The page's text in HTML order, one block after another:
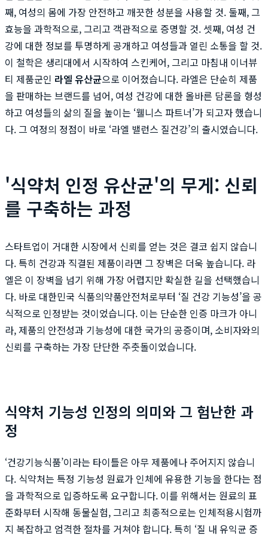
째, 여성의 몸에 가장 안전하고 깨끗한 성분을 사용할 것. 둘째, 그
효능을 과학적으로, 그리고 객관적으로 증명할 것. 셋째, 여성 건
강에 대한 정보를 투명하게 공개하고 여성들과 열린 소통을 할 것.
이 철학은 생리대에서 시작하여 스킨케어, 그리고 마침내 이너뷰
티 제품군인 라엘 유산균으로 이어졌습니다. 라엘은 단순히 제품
을 판매하는 브랜드를 넘어, 여성 건강에 대한 올바른 담론을 형성
하고 여성들의 삶의 질을 높이는 ‘웰니스 파트너’가 되고자 했습니
다. 그 여정의 정점이 바로 ‘라엘 밸런스 질건강’의 출시였습니다.
'식약처 인정 유산균'의 무게: 신뢰
를 구축하는 과정
스타트업이 거대한 시장에서 신뢰를 얻는 것은 결코 쉽지 않습니
다. 특히 건강과 직결된 제품이라면 그 장벽은 더욱 높습니다. 라
엘은 이 장벽을 넘기 위해 가장 어렵지만 확실한 길을 선택했습니
다. 바로 대한민국 식품의약품안전처로부터 ‘질 건강 기능성’을 공
식적으로 인정받는 것이었습니다. 이는 단순한 인증 마크가 아니
라, 제품의 안전성과 기능성에 대한 국가의 공증이며, 소비자와의
신뢰를 구축하는 가장 단단한 주춧돌이었습니다.
식약처 기능성 인정의 의미와 그 험난한 과
정
‘건강기능식품’이라는 타이틀은 아무 제품에나 주어지지 않습니
다. 식약처는 특정 기능성 원료가 인체에 유용한 기능을 한다는 점
을 과학적으로 입증하도록 요구합니다. 이를 위해서는 원료의 표
준화부터 시작해 동물실험, 그리고 최종적으로는 인체적용시험까
지 복잡하고 엄격한 절차를 거쳐야 합니다. 특히 ‘질 내 유익균 증